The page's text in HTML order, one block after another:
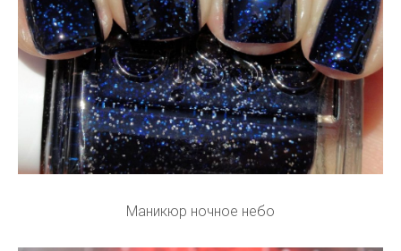
Маникюр ночное небо